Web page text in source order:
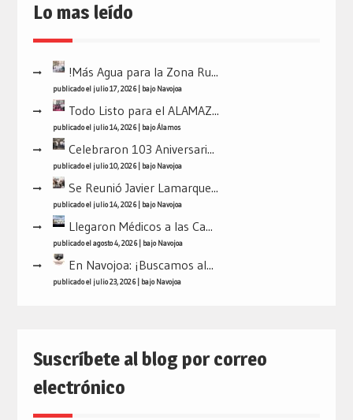
Lo mas leído
!Más Agua para la Zona Ru...
publicado el julio 17, 2026| bajoNavojoa
Todo Listo para el ALAMAZ...
publicado el julio 14, 2026| bajoÁlamos
Celebraron 103 Aniversari...
publicado el julio 10, 2026| bajoNavojoa
Se Reunió Javier Lamarque...
publicado el julio 14, 2026| bajoNavojoa
Llegaron Médicos a las Ca...
publicado el agosto 4, 2026| bajoNavojoa
En Navojoa: ¡Buscamos al...
publicado el julio 23, 2026| bajoNavojoa
Suscríbete al blog por correo
electrónico